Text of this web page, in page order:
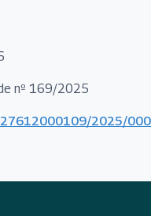
nº 169/2025
2025/